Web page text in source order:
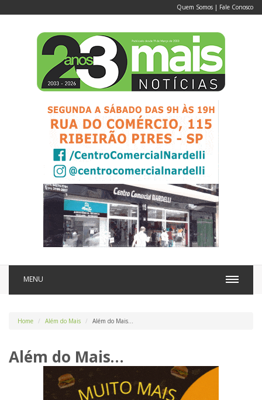
Quem Somos | Fale Conosco
MENU
Home Além do Mais Além do Mais…
Além do Mais…